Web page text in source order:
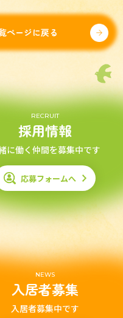
ページに戻る
RECRUIT
採用情報
に働く仲間を募集中です
応募フォームへ
NEWS
入居者募集
入居者募集中です